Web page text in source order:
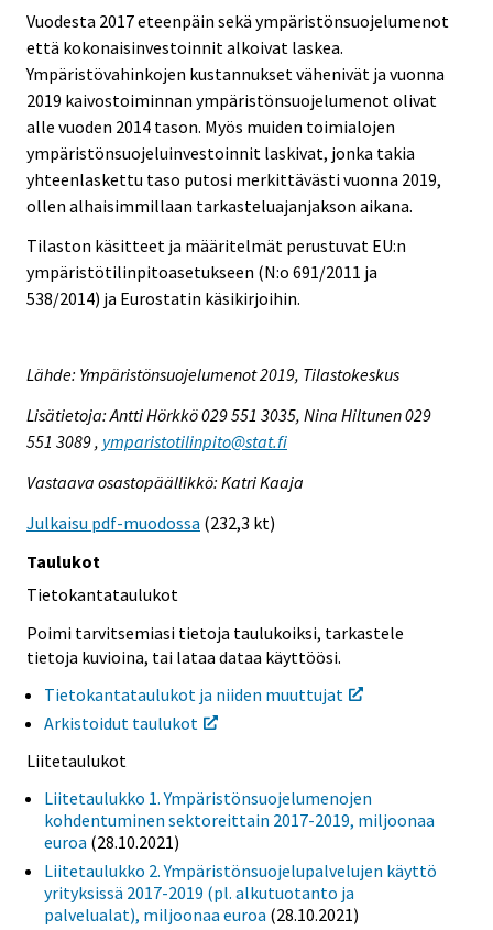
Vuodesta 2017 eteenpäin sekä ympäristönsuojelumenot
että kokonaisinvestoinnit alkoivat laskea.
Ympäristövahinkojen kustannukset vähenivät ja vuonna
2019 kaivostoiminnan ympäristönsuojelumenot olivat
alle vuoden 2014 tason. Myös muiden toimialojen
ympäristönsuojeluinvestoinnit laskivat, jonka takia
yhteenlaskettu taso putosi merkittävästi vuonna 2019,
ollen alhaisimmillaan tarkasteluajanjakson aikana.
Tilaston käsitteet ja määritelmät perustuvat EU:n
ympäristötilinpitoasetukseen (N:o 691/2011 ja
538/2014) ja Eurostatin käsikirjoihin.
Lähde: Ympäristönsuojelumenot 2019, Tilastokeskus
Lisätietoja: Antti Hörkkö 029 551 3035, Nina Hiltunen 029
551 3089 , ymparistotilinpito@stat.fi
Vastaava osastopäällikkö: Katri Kaaja
Julkaisu pdf-muodossa (232,3 kt)
Taulukot
Tietokantataulukot
Poimi tarvitsemiasi tietoja taulukoiksi, tarkastele
tietoja kuvioina, tai lataa dataa käyttöösi.
Tietokantataulukot ja niiden muuttujat
Arkistoidut taulukot
Liitetaulukot
Liitetaulukko 1. Ympäristönsuojelumenojen
kohdentuminen sektoreittain 2017-2019, miljoonaa
euroa (28.10.2021)
Liitetaulukko 2. Ympäristönsuojelupalvelujen käyttö
yrityksissä 2017-2019 (pl. alkutuotanto ja
palvelualat), miljoonaa euroa (28.10.2021)